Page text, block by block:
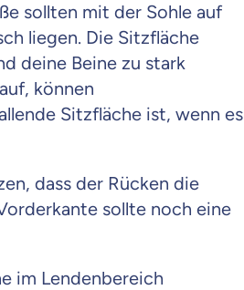
sollten mit der Sohle auf
liegen. Die Sitzfläche
deine Beine zu stark
können
Sitzfläche ist, wenn es
dass der Rücken die
sollte noch eine
im Lendenbereich